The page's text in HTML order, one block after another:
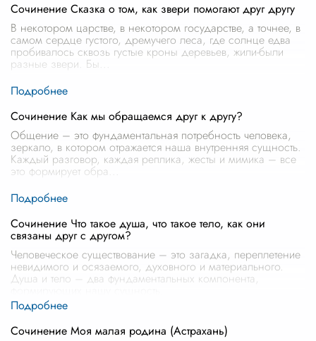
Сочинение Сказка о том, как звери помогают друг другу
В некотором царстве, в некотором государстве, а точнее, в
самом сердце густого, дремучего леса, где солнце едва
пробивалось сквозь густые кроны деревьев, жили-были
разные звери. Бы
Сочинение Как мы обращаемся друг к другу?
Общение – это фундаментальная потребность человека,
зеркало, в котором отражается наша внутренняя сущность.
Каждый разговор, каждая реплика, жесты и мимика – все
это формирует обра
Сочинение Что такое душа, что такое тело, как они
связаны друг с другом?
Человеческое существование – это загадка, переплетение
невидимого и осязаемого, духовного и материального.
Душа и тело – два фундаментальных компонента,
Сочинение Моя малая родина (Астрахань)